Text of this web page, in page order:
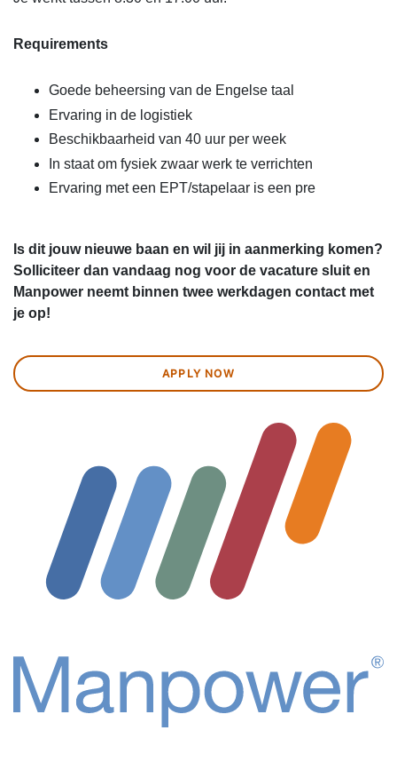
Requirements
Goede beheersing van de Engelse taal
Ervaring in de logistiek
Beschikbaarheid van 40 uur per week
In staat om fysiek zwaar werk te verrichten
Ervaring met een EPT/stapelaar is een pre
Is dit jouw nieuwe baan en wil jij in aanmerking komen?
Solliciteer dan vandaag nog voor de vacature sluit en
Manpower neemt binnen twee werkdagen contact met
je op!
APPLY NOW